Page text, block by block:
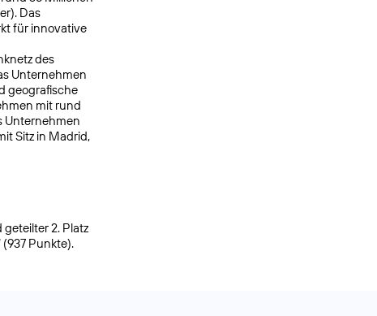
Das
für innovative
des
Unternehmen
geografische
mit rund
Unternehmen
Sitz in Madrid,
2. Platz
(937 Punkte).